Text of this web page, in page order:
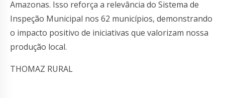
Amazonas. Isso reforça a relevância do Sistema de
Inspeção Municipal nos 62 municípios, demonstrando
o impacto positivo de iniciativas que valorizam nossa
produção local.
THOMAZ RURAL